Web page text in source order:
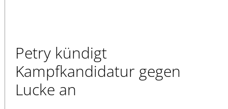
Petry kündigt
Kampfkandidatur gegen
Lucke an